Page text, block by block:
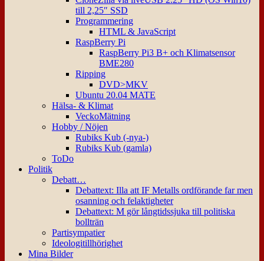
till 2,25″ SSD
Programmering
HTML & JavaScript
RaspBerry Pi
RaspBerry Pi3 B+ och Klimatsensor
BME280
Ripping
DVD>MKV
Ubuntu 20.04 MATE
Hälsa- & Klimat
VeckoMätning
Hobby / Nöjen
Rubiks Kub (-nya-)
Rubiks Kub (gamla)
ToDo
Politik
Debatt…
Debattext: Illa att IF Metalls ordförande far men
osanning och felaktigheter
Debattext: M gör långtidssjuka till politiska
bollträn
Partisympatier
Ideologitillhörighet
Mina Bilder